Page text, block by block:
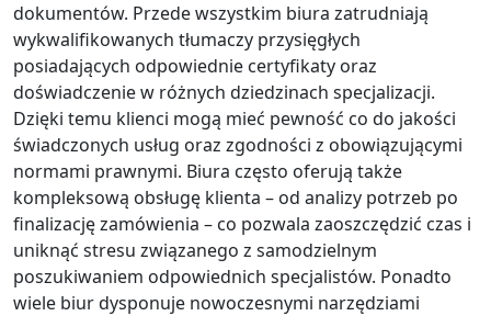
dokumentów. Przede wszystkim biura zatrudniają
wykwalifikowanych tłumaczy przysięgłych
posiadających odpowiednie certyfikaty oraz
doświadczenie w różnych dziedzinach specjalizacji.
Dzięki temu klienci mogą mieć pewność co do jakości
świadczonych usług oraz zgodności z obowiązującymi
normami prawnymi. Biura często oferują także
kompleksową obsługę klienta – od analizy potrzeb po
finalizację zamówienia – co pozwala zaoszczędzić czas i
uniknąć stresu związanego z samodzielnym
poszukiwaniem odpowiednich specjalistów. Ponadto
wiele biur dysponuje nowoczesnymi narzędziami